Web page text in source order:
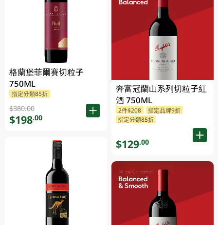
格蘭堡菲爾賽切粒子
750ML
指定分類85折
$380.00
$198.00
奔富冠蘭山系列切粒子紅
酒 750ML
2件$208
指定品牌9折
指定分類85折
$129.00